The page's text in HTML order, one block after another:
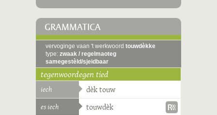
GRAMMATICA
vervoginge vaan 't werkwoord touwdèkke
type: zwaak / regelmaoteg
samegestèld/sjeidbaar
tegenwoordegen tied
iech dèk touw
es iech touwdèk